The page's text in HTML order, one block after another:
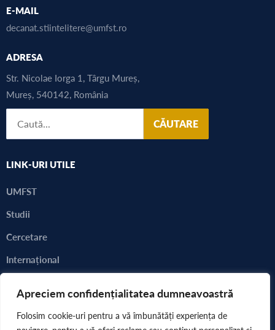
Apreciem confidențialitatea dumneavoastră
Folosim cookie-uri pentru a vă îmbunătăți experiența de
E-MAIL
decanat.stiintelitere@umfst.ro
ADRESA
Str. Nicolae Iorga 1, Târgu Mureș,
Mureș, 540142, România
CĂUTARE
LINK-URI UTILE
UMFST
Studii
Cercetare
Internațional